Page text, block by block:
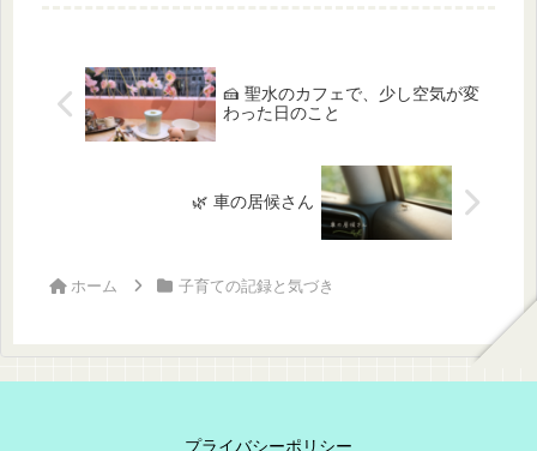
🍰 聖水のカフェで、少し空気が変
わった日のこと
🌿 車の居候さん
ホーム 子育ての記録と気づき
プライバシーポリシー